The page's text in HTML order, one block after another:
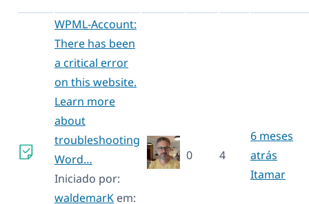
WPML-Account:
There has been
a critical error
on this website.
Learn more
about
troubleshooting
Word…
Iniciado por:
waldemarK em:
0 4
6 meses
atrás
Itamar